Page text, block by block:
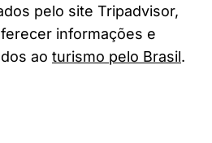
pelo site Tripadvisor,
informações e
ao turismo pelo Brasil.